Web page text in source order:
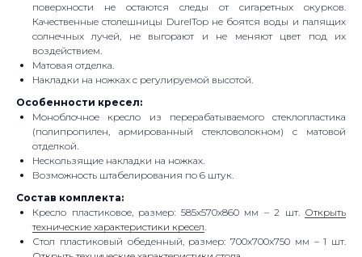
поверхности не остаются следы от сигаретных окурков.
Качественные столешницы DurelTop не боятся воды и палящих
солнечных лучей, не выгорают и не меняют цвет под их
воздействием.
Матовая отделка.
Накладки на ножках с регулируемой высотой.
Особенности кресел:
Моноблочное кресло из перерабатываемого стеклопластика
(полипропилен, армированный стекловолокном) с матовой
отделкой.
Нескользящие накладки на ножках.
Возможность штабелирования по 6 штук.
Состав комплекта:
Кресло пластиковое, размер: 585х570х860 мм – 2 шт. Открыть
технические характеристики кресел.
Стол пластиковый обеденный, размер: 700х700х750 мм – 1 шт.